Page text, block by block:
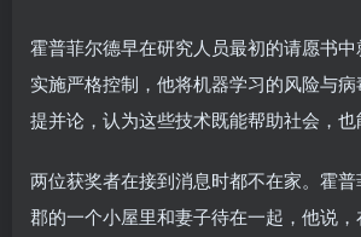
霍普菲尔德早在研究人员最初的请愿书
实施严格控制，他将机器学习的风险与
提并论，认为这些技术既能帮助社会，也
两位获奖者在接到消息时都不在家。霍
郡的一个小屋里和妻子待在一起，他说